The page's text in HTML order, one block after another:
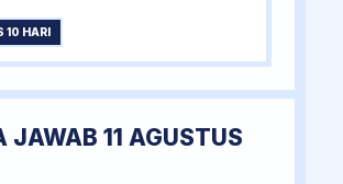
10 HARI
JAWAB 11 AGUSTUS